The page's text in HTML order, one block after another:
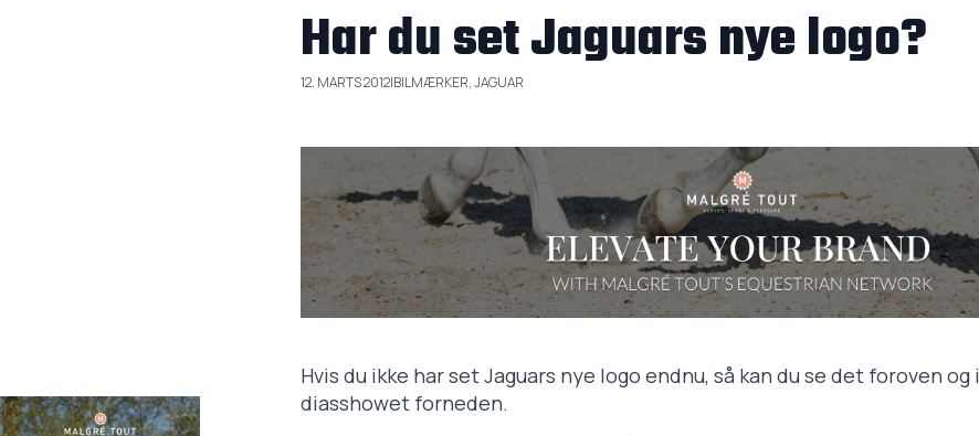
Har du set Jaguars nye logo?
12. MARTS 2012|BILMÆRKER, JAGUAR
Hvis du ikke har set Jaguars nye logo endnu, så kan du se det foroven og i
diasshowet forneden.